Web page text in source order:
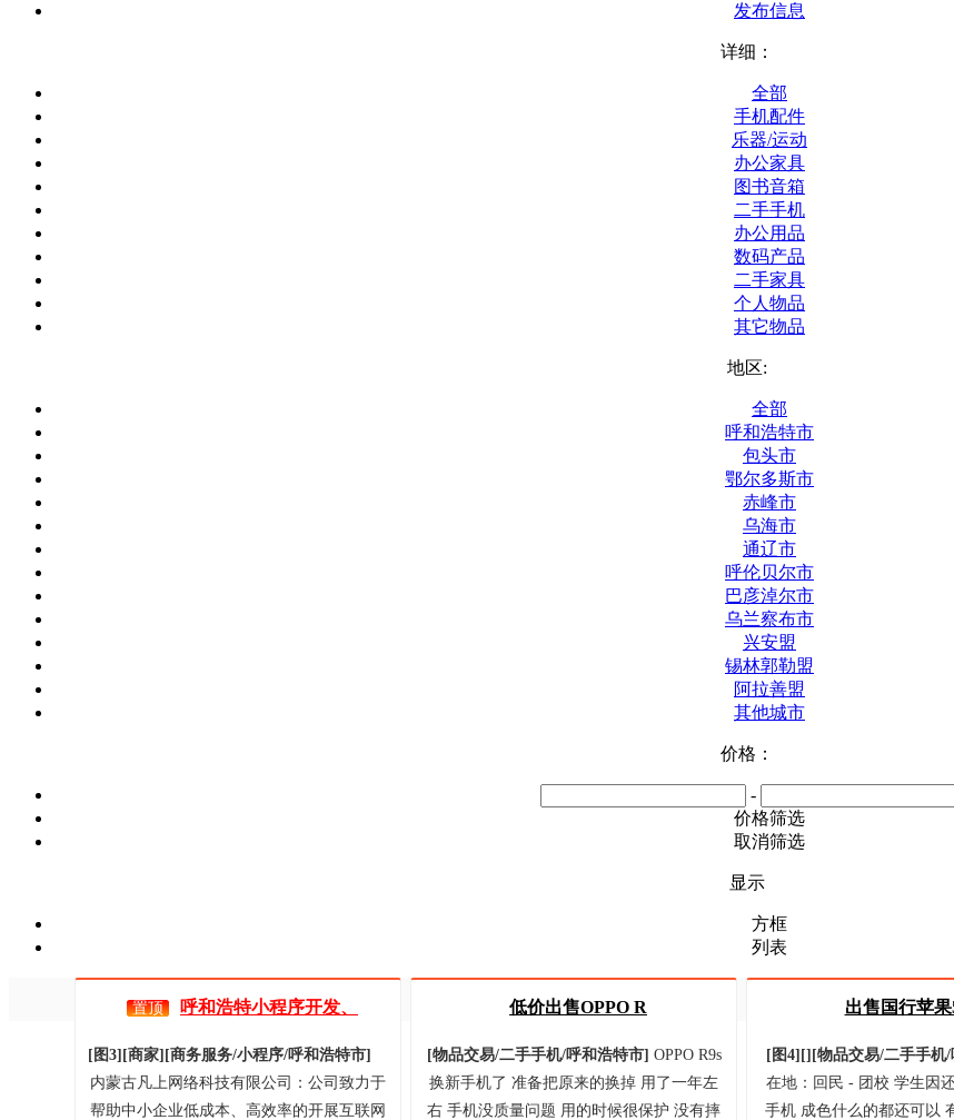
发布信息
详细：
全部
手机配件
乐器/运动
办公家具
图书音箱
二手手机
办公用品
数码产品
二手家具
个人物品
其它物品
地区:
全部
呼和浩特市
包头市
鄂尔多斯市
赤峰市
乌海市
通辽市
呼伦贝尔市
巴彦淖尔市
乌兰察布市
兴安盟
锡林郭勒盟
阿拉善盟
其他城市
价格：
-
价格筛选
取消筛选
显示
方框
列表
置顶 呼和浩特小程序开发、
[图3] [商家] [商务服务/小程序/呼和浩特市]
内蒙古凡上网络科技有限公司：公司致力于
帮助中小企业低成本、高效率的开展互联网
低价出售OPPO R
[物品交易/二手手机/呼和浩特市] OPPO R9s
换新手机了 准备把原来的换掉 用了一年左
右 手机没质量问题 用的时候很保护 没有摔
出售国行苹果
[图4] [] [物品交易/二手手机/
在地：回民 - 团校 学生因
手机 成色什么的都还可以